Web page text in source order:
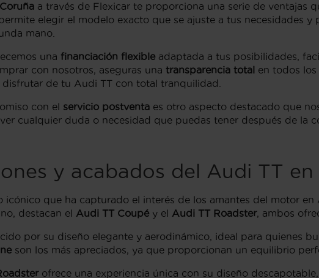
a través de Flexicar te proporciona una serie de ventajas
elegir el modelo exacto que se ajuste a tus necesidades
mano.
una financiación flexible adaptada a tus posibilidades,
con nosotros, aseguras una transparencia total en todos
de tu Audi TT con total tranquilidad.
con el servicio postventa es otro aspecto destacado que
cualquier duda o necesidad que puedas tener después de la
y acabados del Audi TT
icónico que ha capturado el interés de los amantes del motor
destacan el Audi TT Coupé y el Audi TT Roadster, ambos
por su diseño elegante y aerodinámico, ideal para quienes
son los más apreciados, ya que proporcionan un equilibrio
ofrece una experiencia única con su diseño